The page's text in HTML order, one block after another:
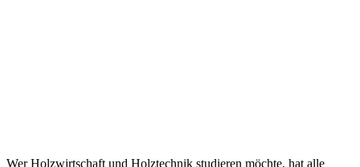
Wer Holzwirtschaft und Holztechnik studieren möchte, hat alle